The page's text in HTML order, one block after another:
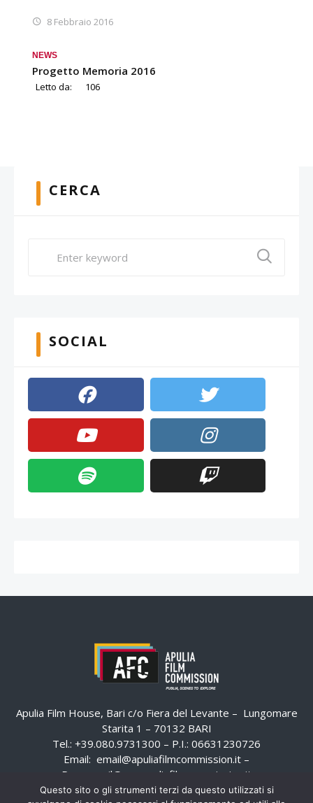
8 Febbraio 2016
NEWS
Progetto Memoria 2016
Letto da: 106
CERCA
SOCIAL
Apulia Film House, Bari c/o Fiera del Levante – Lungomare
Starita 1 – 70132 BARI
Tel.: +39.080.9731300 – P.I.: 06631230726
Email: email@apuliafilmcommission.it –
Pec:
email@pec.apuliafilmcommission.it
Questo sito o gli strumenti terzi da questo utilizzati si